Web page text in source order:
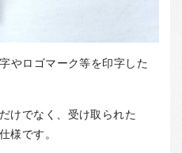
やロゴマーク等を印字した
けでなく、受け取られた
様です。